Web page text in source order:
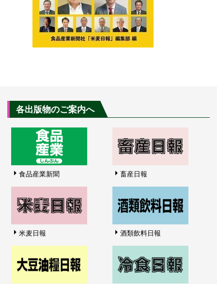
各出版物のご案内へ
食品産業新聞 畜産日報
米麦日報 酒類飲料日報